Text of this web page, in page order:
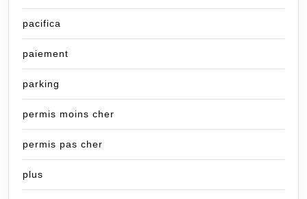
pacifica
paiement
parking
permis moins cher
permis pas cher
plus